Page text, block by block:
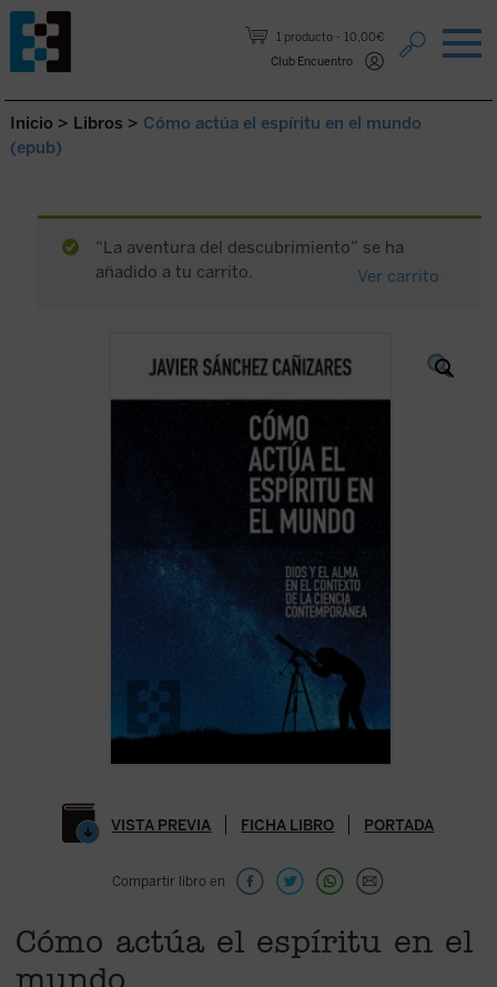
1 producto
10,00€
Club Encuentro
Saltar al contenido.
Inicio > Libros > Cómo actúa el espíritu en el mundo
(epub)
“La aventura del descubrimiento” se ha
añadido a tu carrito.
Ver carrito
VISTA PREVIA FICHA LIBRO PORTADA
Compartir libro en
Cómo actúa el espíritu en el